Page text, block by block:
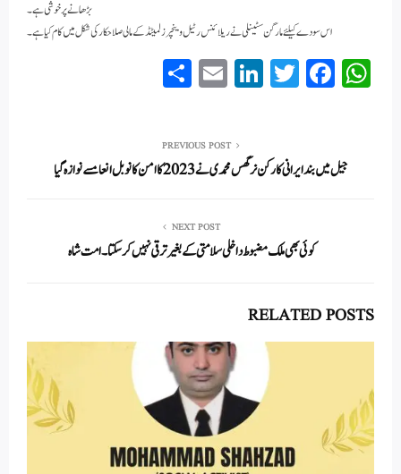
بڑھانے پر خوشی ہے۔
اس سودے کیلئے مارگن سٹینلی نے ریلائنس رٹیل وینچرز لمیٹڈ کے مالی صلاحکار کی شکل میں کام کیا ہے۔
W
A
pp
Fa
ok
T
r
Li
In
E
PREVIOUS POST
جیل میں بند ایرانی کارکن نرگس محمدی نے 2023 کا امن کا نوبل انعامسے نوازہ گیا
NEXT POST
کوئی بھی ملک مضبوط داخلی سلامتی کے بغیر ترقی نہیں کر سکتا۔ امت شاہ
RELATED POSTS